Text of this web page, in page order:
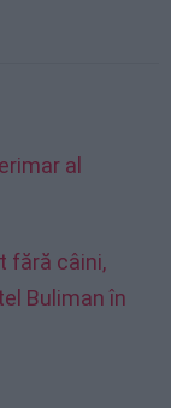
al
fără câini,
Buliman în